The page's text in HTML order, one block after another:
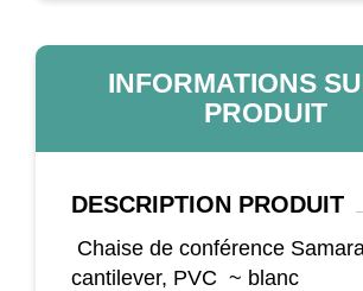
INFORMATIONS
PRODUIT
DESCRIPTION PRODUIT
Chaise de conférence
cantilever, PVC ~ blanc